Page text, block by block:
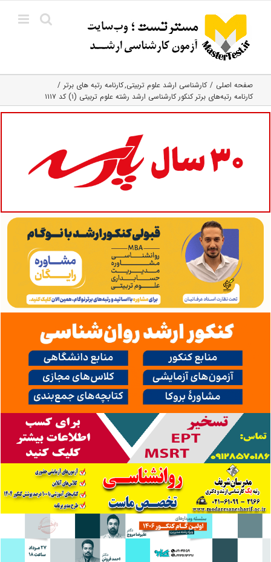
content
صفحه اصلی کارشناسی ارشد علوم تربیتی کارنامه رتبه های برتر
کارنامه رتبه‌های برتر کنکور کارشناسی ارشد رشته علوم تربیتی (۱) کد ۱۱۱۷